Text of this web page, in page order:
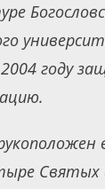
году
Святых